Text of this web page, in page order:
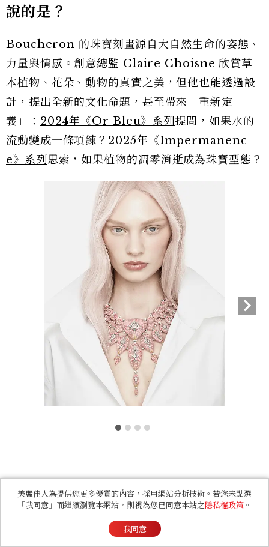
說的是？
Boucheron 的珠寶刻畫源自大自然生命的姿態、
力量與情感。創意總監 Claire Choisne 欣賞草
本植物、花朵、動物的真實之美，但他也能透過設
計，提出全新的文化命題，甚至帶來「重新定
義」： 2024年《Or Bleu》系列 提問，如果水的
流動變成一條項鍊？ 2025年《Impermanenc
e》系列 思索，如果植物的凋零消逝成為珠寶型態？
美麗佳人為提供您更多優質的內容，採用網站分析技術。若您未點選
「我同意」而繼續瀏覽本網站，則視為您已同意本站之隱私權政策 。
我同意